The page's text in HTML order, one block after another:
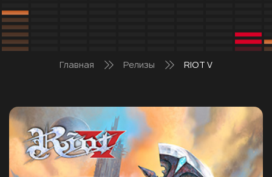
Главная Релизы RIOT V